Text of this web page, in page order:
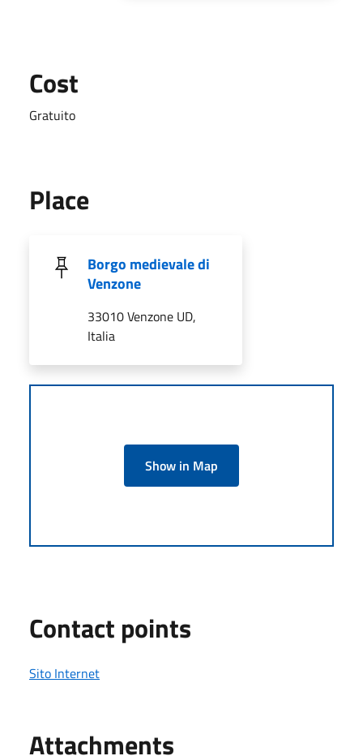
Cost
Gratuito
Place
Borgo medievale di
Venzone
33010 Venzone UD,
Italia
Show in Map
Contact points
Sito Internet
Attachments